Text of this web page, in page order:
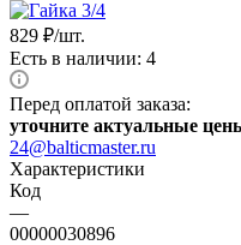
829 ₽/шт.
Есть в наличии: 4
Перед оплатой заказа:
уточните актуальные
24@balticmaster.ru
Характеристики
Код
—
00000030896